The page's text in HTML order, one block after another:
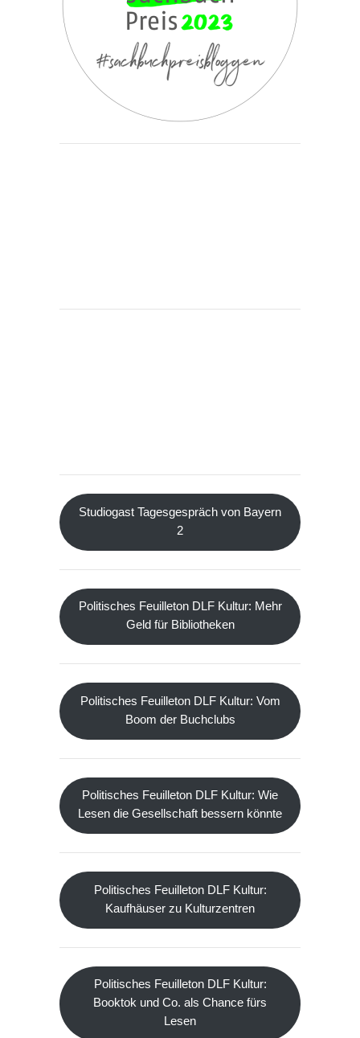
Studiogast Tagesgespräch von Bayern
2
Politisches Feuilleton DLF Kultur: Mehr
Geld für Bibliotheken
Politisches Feuilleton DLF Kultur: Vom
Boom der Buchclubs
Politisches Feuilleton DLF Kultur: Wie
Lesen die Gesellschaft bessern könnte
Politisches Feuilleton DLF Kultur:
Kaufhäuser zu Kulturzentren
Politisches Feuilleton DLF Kultur:
Booktok und Co. als Chance fürs
Lesen